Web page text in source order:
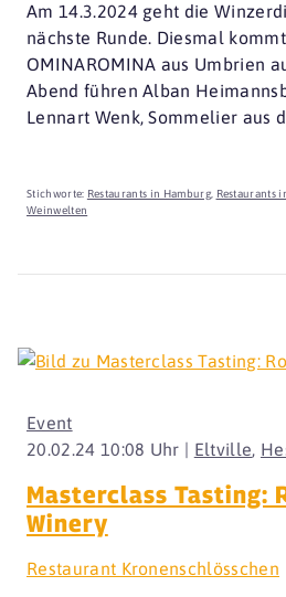
Am 14.3.2024 geht die
nächste Runde. Diesmal
OMINAROMINA aus Umbrien
Abend führen Alban
Lennart Wenk, Sommelier aus
Stichworte: Restaurants in Hamburg, Restaurants
Weinwelten
20.02.24 10:08 Uhr | Eltville
Event
Masterclass Tasting:
Winery
Restaurant Kronenschlösschen